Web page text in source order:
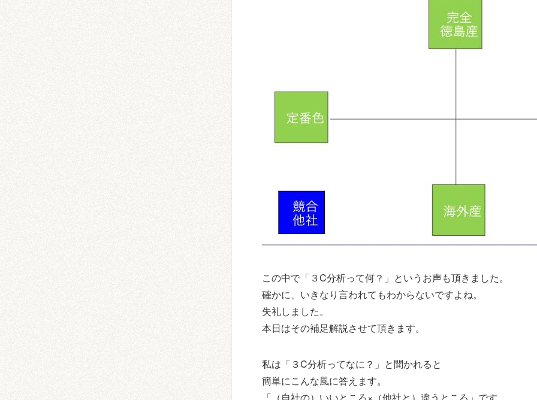
この中で「３C分析って何？」というお声も頂きました。
確かに、いきなり言われてもわからないですよね。
失礼しました。
本日はその補足解説させて頂きます。
私は「３C分析ってなに？」と聞かれると
簡単にこんな風に答えます。